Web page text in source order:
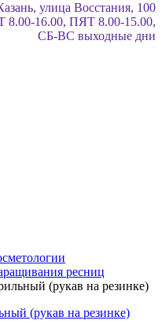
улица Восстания, 100
16.00, ПЯТ 8.00-15.00,
СБ-ВС выходные дни
ресниц
(рукав на резинке)